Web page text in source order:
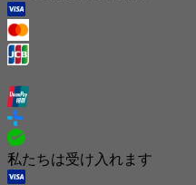
私たちは受け入れます